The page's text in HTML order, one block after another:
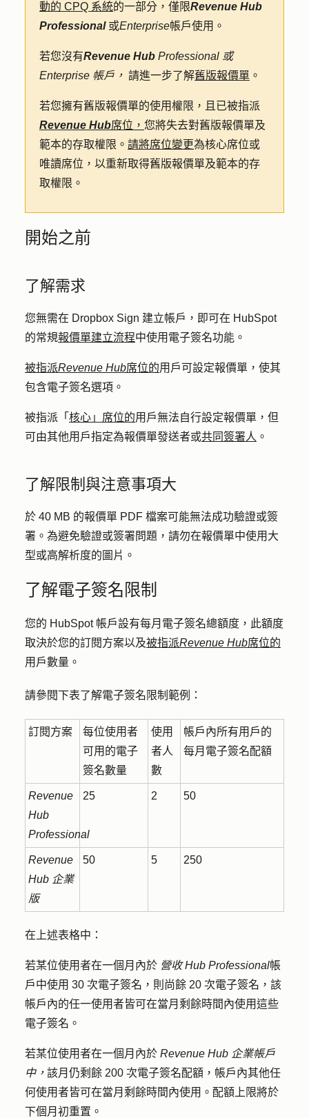
動的 CPQ 系統的一部分，僅限Revenue Hub
Professional 或Enterprise帳戶使用。
若您沒有Revenue Hub Professional 或
Enterprise 帳戶， 請進一步了解舊版報價單 。
若您擁有舊版報價單的使用權限，且已被指派
Revenue Hub席位， 您將失去對舊版報價單及
範本的存取權限。 請將席位變更為核心席位或
唯讀席位，以重新取得舊版報價單及範本的存
取權限。
開始之前
了解需求
您無需在 Dropbox Sign 建立帳戶，即可在 HubSpot
的常規報價單建立流程中使用電子簽名功能。
被指派Revenue Hub席位的用戶可設定報價單，使其
包含電子簽名選項。
被指派「 核心」席位的用戶無法自行設定報價單，但
可由其他用戶指定為報價單發送者或共同簽署人 。
了解限制與注意事項大
於 40 MB 的報價單 PDF 檔案可能無法成功驗證或簽
署。為避免驗證或簽署問題，請勿在報價單中使用大
型或高解析度的圖片。
了解電子簽名限制
您的 HubSpot 帳戶設有每月電子簽名總額度，此額度
取決於您的訂閱方案以及被指派Revenue Hub席位的
用戶數量。
請參閱下表了解電子簽名限制範例：
訂閱方案
每位使用者
可用的電子
簽名數量
使用
者人
數
帳戶內所有用戶的
每月電子簽名配額
Revenue
Hub
Professional
25 2 50
Revenue
Hub 企業
版
50 5 250
在上述表格中：
若某位使用者在一個月內於 營收Hub Professional帳
戶中使用 30 次電子簽名，則尚餘 20 次電子簽名，該
帳戶內的任一使用者皆可在當月剩餘時間內使用這些
電子簽名。
若某位使用者在一個月內於 Revenue Hub 企業帳戶
中， 該月仍剩餘 200 次電子簽名配額，帳戶內其他任
何使用者皆可在當月剩餘時間內使用。配額上限將於
下個月初重置。